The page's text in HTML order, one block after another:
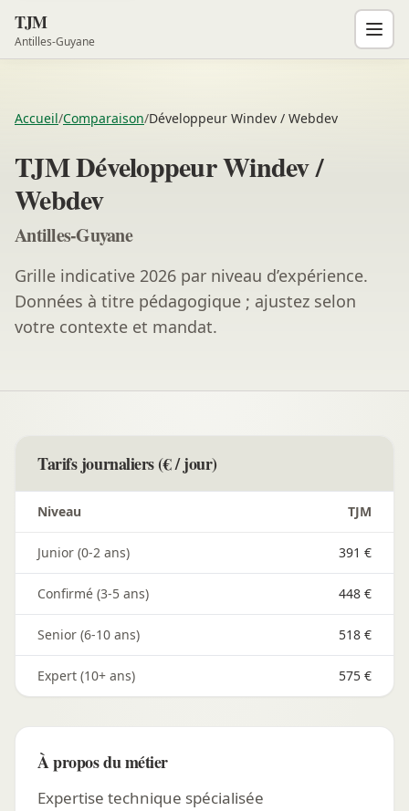
TJM
Antilles-Guyane
Accueil/Comparaison/Développeur Windev / Webdev
TJM Développeur Windev /
Webdev
Antilles-Guyane
Grille indicative 2026 par niveau d’expérience.
Données à titre pédagogique ; ajustez selon
votre contexte et mandat.
Tarifs journaliers (€ / jour)
Niveau TJM
Junior (0-2 ans) 391 €
Confirmé (3-5 ans) 448 €
Senior (6-10 ans) 518 €
Expert (10+ ans) 575 €
À propos du métier
Expertise technique spécialisée